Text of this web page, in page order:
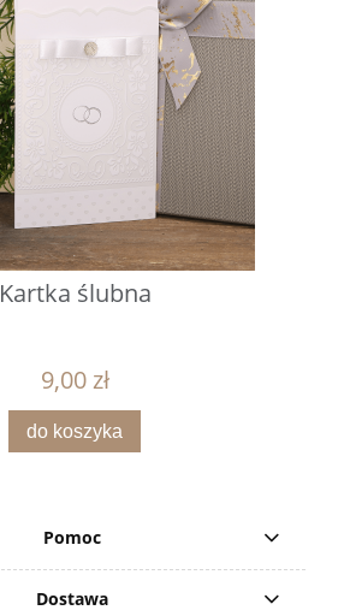
Kartka ślubna
9,00 zł
do koszyka
Pomoc
Dostawa